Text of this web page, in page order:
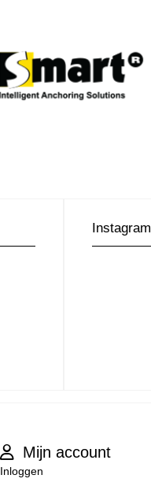
Instagram
Mijn account
Inloggen